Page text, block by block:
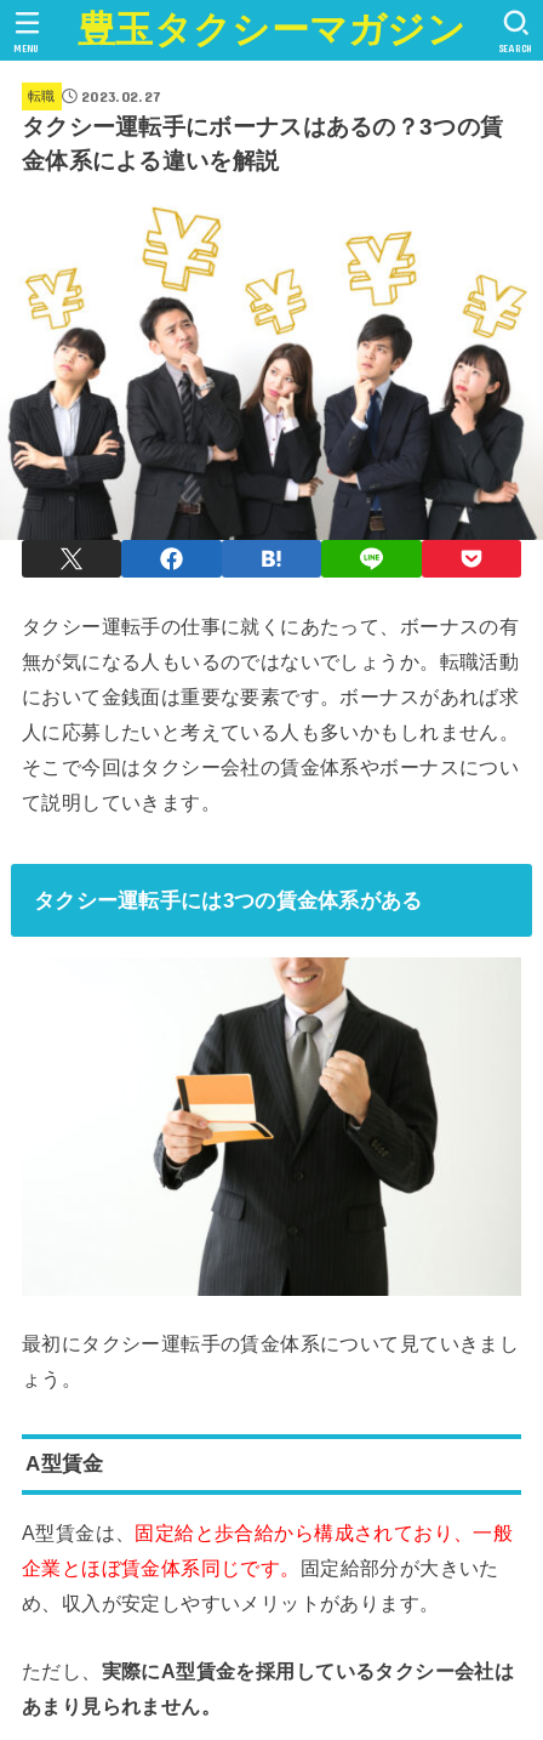
豊玉タクシーマガジン SEARCH
MENU
転職 2023.02.27
タクシー運転手にボーナスはあるの？3つの賃
金体系による違いを解説
タクシー運転手の仕事に就くにあたって、ボーナスの有
無が気になる人もいるのではないでしょうか。転職活動
において金銭面は重要な要素です。ボーナスがあれば求
人に応募したいと考えている人も多いかもしれません。
そこで今回はタクシー会社の賃金体系やボーナスについ
て説明していきます。
タクシー運転手には3つの賃金体系がある
最初にタクシー運転手の賃金体系について見ていきまし
ょう。
A型賃金
A型賃金は、 固定給と歩合給から構成されており、一般
企業とほぼ賃金体系同じです。 固定給部分が大きいた
め、収入が安定しやすいメリットがあります。
ただし、 実際にA型賃金を採用しているタクシー会社は
あまり見られません。